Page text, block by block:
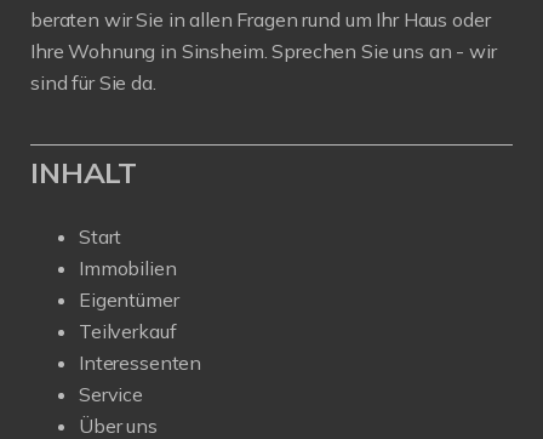
beraten wir Sie in allen Fragen rund um Ihr Haus oder
Ihre Wohnung in Sinsheim. Sprechen Sie uns an - wir
sind für Sie da.
INHALT
Start
Immobilien
Eigentümer
Teilverkauf
Interessenten
Service
Über uns